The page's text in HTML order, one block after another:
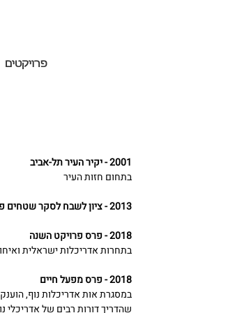
פרויקטים
2001 - יקיר העיר תל-אביב
בתחום חזות העיר
2013 - ציון לשבח לסקר שטחים פתוחים
2018 - פרס פרויקט השנה
בתחרות אדריכלות ישראלית
2018 - פרס מפעל חיים
במסגרת אות אדריכלות נוף,
שהדריך דורות רבים של אדריכלי